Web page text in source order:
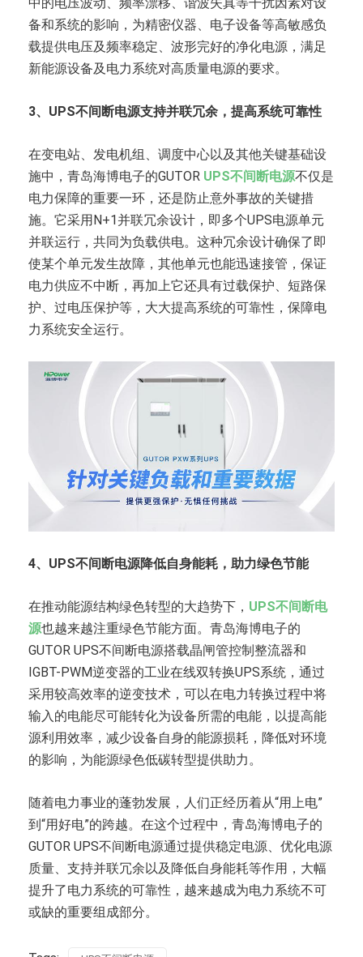
备和系统的影响，为精密仪器、电子设备等高敏感负
载提供电压及频率稳定、波形完好的净化电源，满足
新能源设备及电力系统对高质量电源的要求。
3、UPS不间断电源支持并联冗余，提高系统可靠性
在变电站、发电机组、调度中心以及其他关键基础设
施中，青岛海博电子的GUTOR UPS不间断电源不仅是
电力保障的重要一环，还是防止意外事故的关键措
施。它采用N+1并联冗余设计，即多个UPS电源单元
并联运行，共同为负载供电。这种冗余设计确保了即
使某个单元发生故障，其他单元也能迅速接管，保证
电力供应不中断，再加上它还具有过载保护、短路保
护、过电压保护等，大大提高系统的可靠性，保障电
力系统安全运行。
4、UPS不间断电源降低自身能耗，助力绿色节能
在推动能源结构绿色转型的大趋势下， UPS不间断电
源也越来越注重绿色节能方面。青岛海博电子的
GUTOR UPS不间断电源搭载晶闸管控制整流器和
IGBT-PWM逆变器的工业在线双转换UPS系统，通过
采用较高效率的逆变技术，可以在电力转换过程中将
输入的电能尽可能转化为设备所需的电能，以提高能
源利用效率，减少设备自身的能源损耗，降低对环境
的影响，为能源绿色低碳转型提供助力。
随着电力事业的蓬勃发展，人们正经历着从“用上电”
到“用好电”的跨越。在这个过程中，青岛海博电子的
GUTOR UPS不间断电源通过提供稳定电源、优化电源
质量、支持并联冗余以及降低自身能耗等作用，大幅
提升了电力系统的可靠性，越来越成为电力系统不可
或缺的重要组成部分。